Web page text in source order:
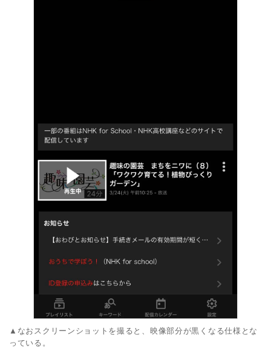
▲なおスクリーンショットを撮ると、映像部分が黒くなる仕様とな
っている。